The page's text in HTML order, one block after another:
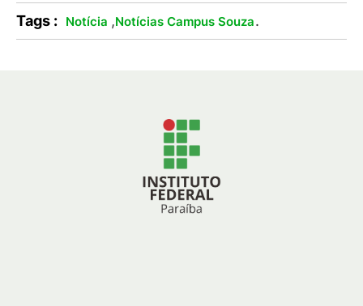
Tags : Notícia ,Notícias Campus Souza.